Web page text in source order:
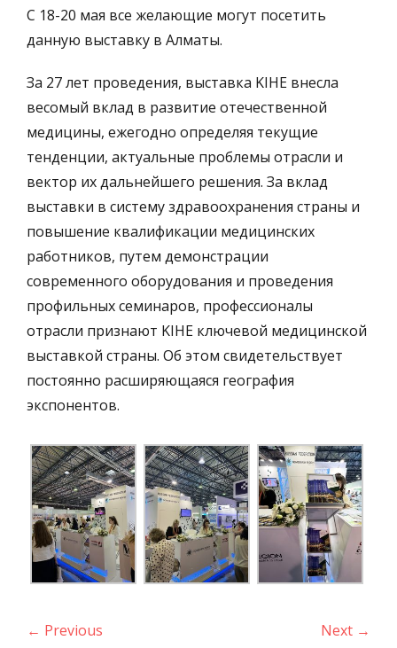
С 18-20 мая все желающие могут посетить
данную выставку в Алматы.
За 27 лет проведения, выставка KIHE внесла
весомый вклад в развитие отечественной
медицины, ежегодно определяя текущие
тенденции, актуальные проблемы отрасли и
вектор их дальнейшего решения. За вклад
выставки в систему здравоохранения страны и
повышение квалификации медицинских
работников, путем демонстрации
современного оборудования и проведения
профильных семинаров, профессионалы
отрасли признают KIHE ключевой медицинской
выставкой страны. Об этом свидетельствует
постоянно расширяющаяся география
экспонентов.
Навигация
← Previous
Next →